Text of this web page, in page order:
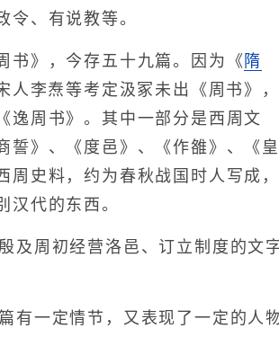
令、有说教等。
书》，今存五十九篇。因为《 隋
人李焘等考定汲冢未出《周书》，
逸周书》。其中一部分是西周文
誓》、《度邑》、《作雒》、《皇
史料，约为春秋战国时人写成，
汉代的东西。
及周初经营洛邑、订立制度的文
一定情节，又表现了一定的人